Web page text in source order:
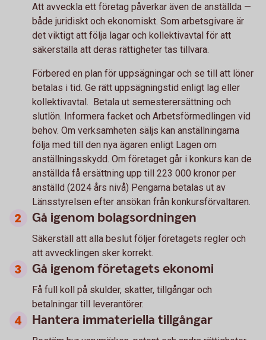
Att avveckla ett företag påverkar även de anställda —
både juridiskt och ekonomiskt. Som arbetsgivare är
det viktigt att följa lagar och kollektivavtal för att
säkerställa att deras rättigheter tas tillvara.
Förbered en plan för uppsägningar och se till att löner
betalas i tid. Ge rätt uppsägningstid enligt lag eller
kollektivavtal. Betala ut semesterersättning och
slutlön. Informera facket och Arbetsförmedlingen vid
behov. Om verksamheten säljs kan anställningarna
följa med till den nya ägaren enligt Lagen om
anställningsskydd. Om företaget går i konkurs kan de
anställda få ersättning upp till 223 000 kronor per
anställd (2024 års nivå) Pengarna betalas ut av
Länsstyrelsen efter ansökan från konkursförvaltaren.
Gå igenom bolagsordningen
Säkerställ att alla beslut följer företagets regler och
att avvecklingen sker korrekt.
Gå igenom företagets ekonomi
Få full koll på skulder, skatter, tillgångar och
betalningar till leverantörer.
Hantera immateriella tillgångar